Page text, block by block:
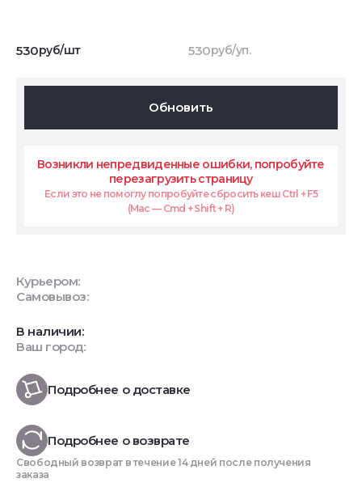
530руб/шт 530руб/уп.
Обновить
Возникли непредвиденные ошибки, попробуйте
перезагрузить страницу
Если это не помоглу попробуйте сбросить кеш Ctrl + F5
(Mac — Cmd + Shift + R)
Курьером:
Самовывоз:
В наличии:
Ваш город:
Подробнее о доставке
Подробнее о возврате
Свободный возврат в течение 14 дней после получения
заказа